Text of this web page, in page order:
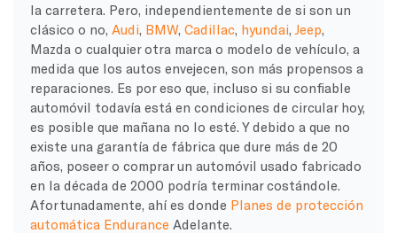
la carretera. Pero, independientemente de si son un
clásico o no, Audi, BMW, Cadillac, hyundai, Jeep,
Mazda o cualquier otra marca o modelo de vehículo, a
medida que los autos envejecen, son más propensos a
reparaciones. Es por eso que, incluso si su confiable
automóvil todavía está en condiciones de circular hoy,
es posible que mañana no lo esté. Y debido a que no
existe una garantía de fábrica que dure más de 20
años, poseer o comprar un automóvil usado fabricado
en la década de 2000 podría terminar costándole.
Afortunadamente, ahí es donde Planes de protección
automática Endurance Adelante.